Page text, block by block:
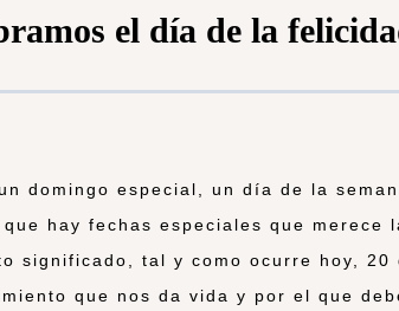
el día de la
domingo especial, un día de la
que hay fechas especiales que merece
significado, tal y como ocurre hoy, 20
que nos da vida y por el que